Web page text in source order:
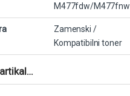
M477fdw/M477fnw
Zamenski /
Kompatibilni toner